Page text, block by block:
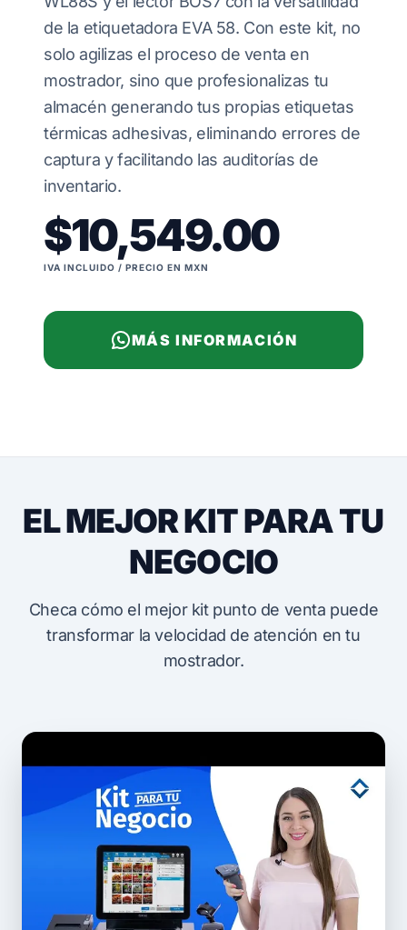
de la etiquetadora EVA 58. Con este kit, no
solo agilizas el proceso de venta en
mostrador, sino que profesionalizas tu
almacén generando tus propias etiquetas
térmicas adhesivas, eliminando errores de
captura y facilitando las auditorías de
inventario.
$10,549.00
IVA INCLUIDO / PRECIO EN MXN
MÁS INFORMACIÓN
EL MEJOR KIT PARA TU
NEGOCIO
Checa cómo el mejor kit punto de venta puede
transformar la velocidad de atención en tu
mostrador.